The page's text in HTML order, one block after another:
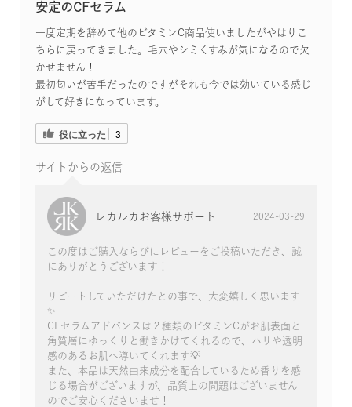
安定のCFセラム
一度定期を辞めて他のビタミンC商品使いましたがやはりこ
ちらに戻ってきました。毛穴やシミくすみが気になるので欠
かせません！
最初匂いが苦手だったのですがそれも今では効いている感じ
がして好きになっています。
役に立った 3
サイトからの返信
レカルカお客様サポート 2024-03-29
この度はご購入ならびにレビューをご投稿いただき、誠
にありがとうございます！
リピートしていただけたとの事で、大変嬉しく思います
✨
CFセラムアドバンスは２種類のビタミンCがお肌表面と
角質層にゆっくりと働きかけてくれるので、ハリや透明
感のあるお肌へ導いてくれます💡
また、本品は天然由来成分を配合しているため香りを感
じる場合がございますが、品質上の問題はございません
のでご安心くださいませ！